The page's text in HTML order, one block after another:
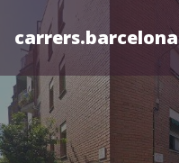
carrers.barcelona